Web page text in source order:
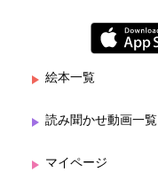
絵本一覧
読み聞かせ動画一覧
マイページ